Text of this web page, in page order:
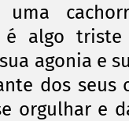
é algo
agonia e
dos seus
orgulhar e